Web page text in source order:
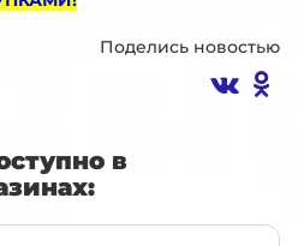
Поделись новостью
в